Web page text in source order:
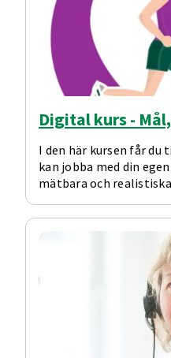
Digital kurs -
I den här kursen får du
kan jobba med din
mätbara och